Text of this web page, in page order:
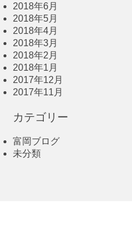
2018年6月
2018年5月
2018年4月
2018年3月
2018年2月
2018年1月
2017年12月
2017年11月
カテゴリー
富岡ブログ
未分類